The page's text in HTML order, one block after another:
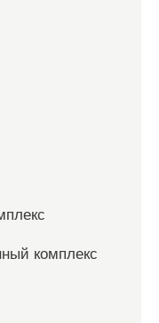
комплекс